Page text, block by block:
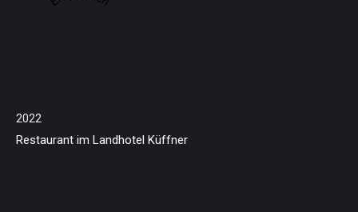
2022
Restaurant im Landhotel Küffner